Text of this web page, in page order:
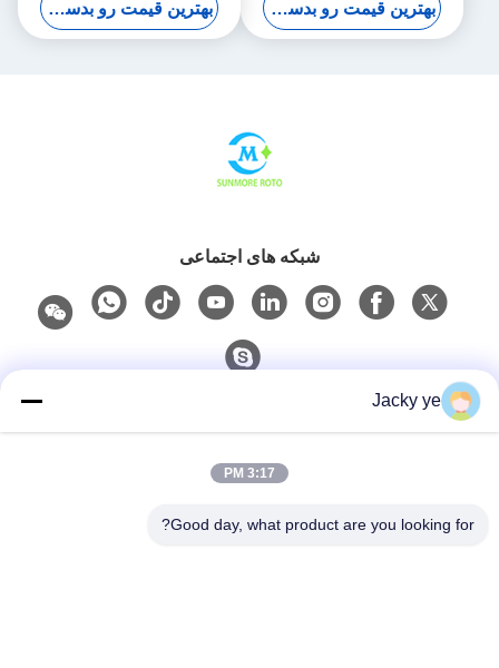
بهترین قیمت رو بدست بیار بهترین قیمت رو بدست بیار
شبکه های اجتماعی
Jacky ye
3:17 PM
Good day, what product are you looking for?